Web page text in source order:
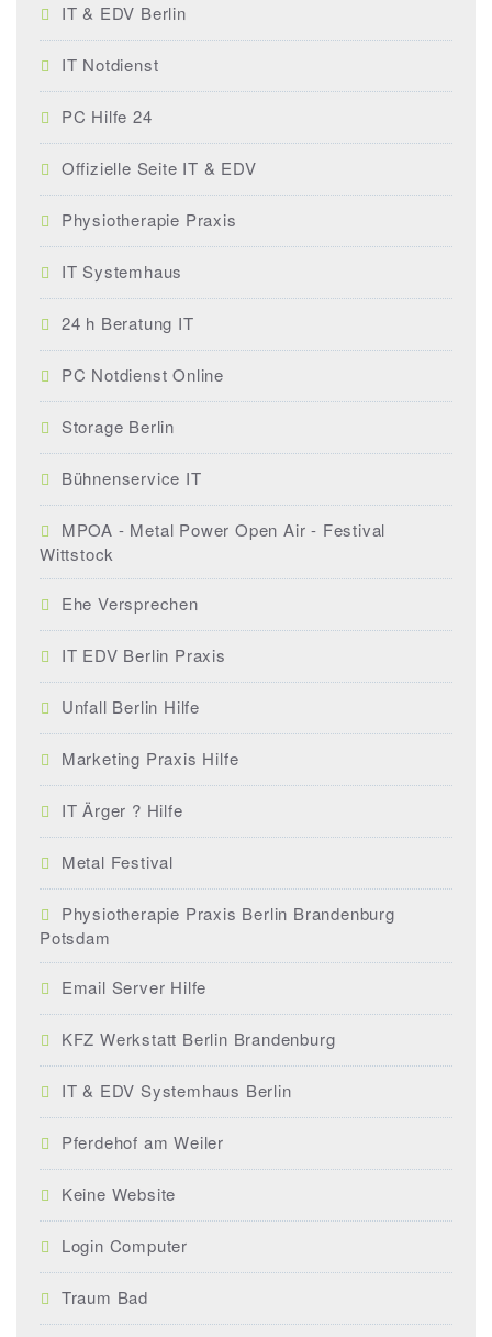
IT & EDV Berlin
IT Notdienst
PC Hilfe 24
Offizielle Seite IT & EDV
Physiotherapie Praxis
IT Systemhaus
24 h Beratung IT
PC Notdienst Online
Storage Berlin
Bühnenservice IT
MPOA - Metal Power Open Air - Festival
Wittstock
Ehe Versprechen
IT EDV Berlin Praxis
Unfall Berlin Hilfe
Marketing Praxis Hilfe
IT Ärger ? Hilfe
Metal Festival
Physiotherapie Praxis Berlin Brandenburg
Potsdam
Email Server Hilfe
KFZ Werkstatt Berlin Brandenburg
IT & EDV Systemhaus Berlin
Pferdehof am Weiler
Keine Website
Login Computer
Traum Bad